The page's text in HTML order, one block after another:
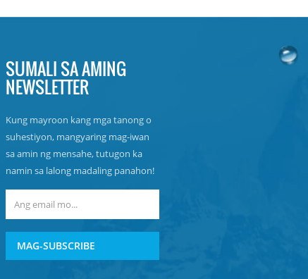
SUMALI SA AMING
NEWSLETTER
Kung mayroon kang mga tanong o
suhestiyon, mangyaring mag-iwan
sa amin ng mensahe, tutugon ka
namin sa lalong madaling panahon!
MAG-SUBSCRIBE